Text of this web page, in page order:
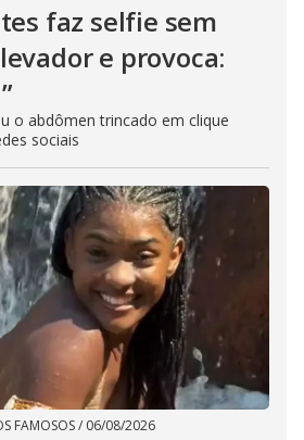
faz selfie sem
e provoca:
o abdômen trincado em clique
sociais
FAMOSOS/ 06/08/2026